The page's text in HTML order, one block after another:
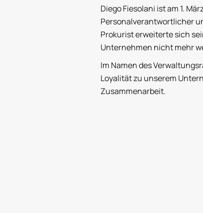
Diego Fiesolani ist am 1.
Personalverantwortlicher
Prokurist erweiterte sich
Unternehmen nicht mehr
Im Namen des
Loyalität zu unserem
Zusammenarbeit.